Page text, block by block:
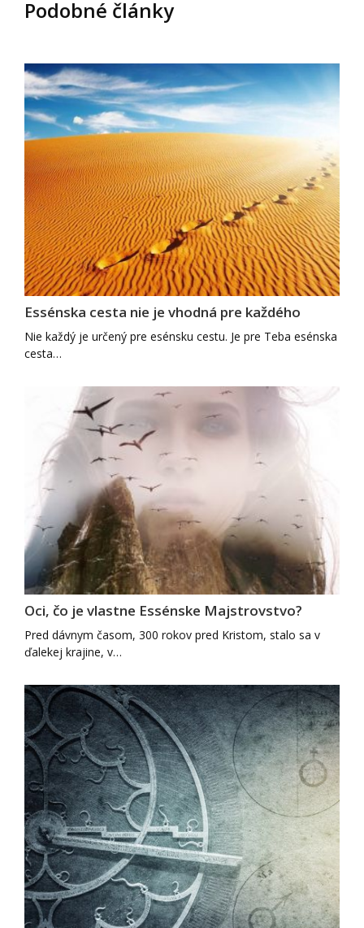
Podobné články
Essénska cesta nie je vhodná pre každého
Nie každý je určený pre esénsku cestu. Je pre Teba esénska
cesta…
Oci, čo je vlastne Essénske Majstrovstvo?
Pred dávnym časom, 300 rokov pred Kristom, stalo sa v
ďalekej krajine, v…